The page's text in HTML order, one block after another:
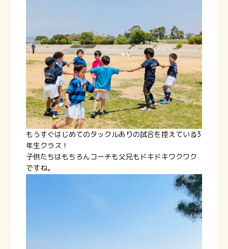
もうすぐはじめてのタックルありの試合を控えている3
年生クラス！
子供たちはもちろんコーチも父兄もドキドキワクワク
ですね。